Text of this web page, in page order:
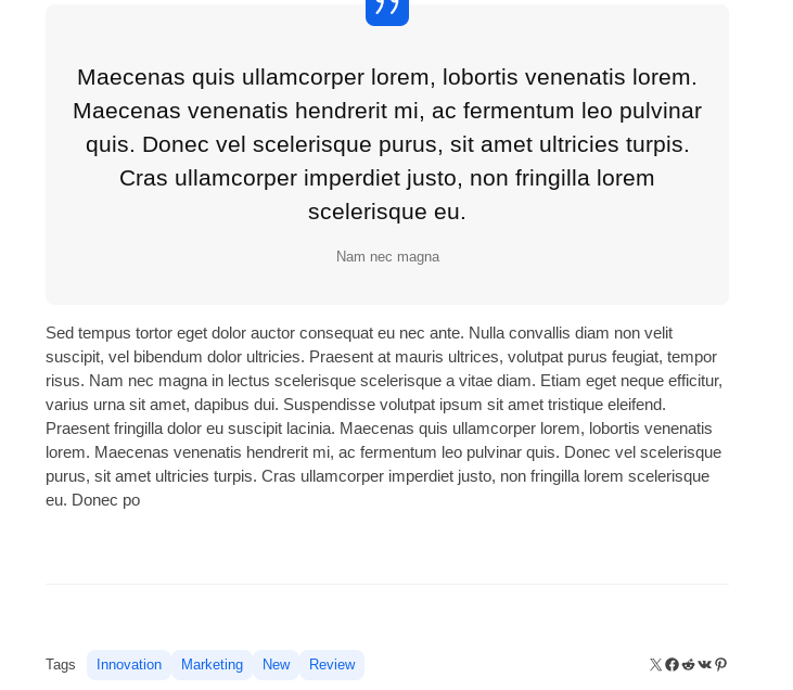
Maecenas quis ullamcorper lorem, lobortis venenatis lorem.
Maecenas venenatis hendrerit mi, ac fermentum leo pulvinar
quis. Donec vel scelerisque purus, sit amet ultricies turpis.
Cras ullamcorper imperdiet justo, non fringilla lorem
scelerisque eu.
Nam nec magna
Sed tempus tortor eget dolor auctor consequat eu nec ante. Nulla convallis diam non velit
suscipit, vel bibendum dolor ultricies. Praesent at mauris ultrices, volutpat purus feugiat, tempor
risus. Nam nec magna in lectus scelerisque scelerisque a vitae diam. Etiam eget neque efficitur,
varius urna sit amet, dapibus dui. Suspendisse volutpat ipsum sit amet tristique eleifend.
Praesent fringilla dolor eu suscipit lacinia. Maecenas quis ullamcorper lorem, lobortis venenatis
lorem. Maecenas venenatis hendrerit mi, ac fermentum leo pulvinar quis. Donec vel scelerisque
purus, sit amet ultricies turpis. Cras ullamcorper imperdiet justo, non fringilla lorem scelerisque
eu. Donec po
Tags Innovation Marketing New Review X Facebook Reddit VK Pinterest